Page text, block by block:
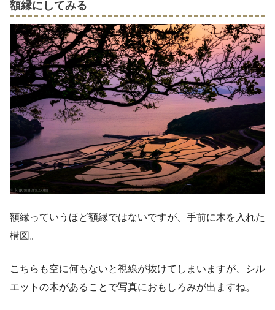
額縁にしてみる
額縁っていうほど額縁ではないですが、手前に木を入れた
構図。
こちらも空に何もないと視線が抜けてしまいますが、シル
エットの木があることで写真におもしろみが出ますね。